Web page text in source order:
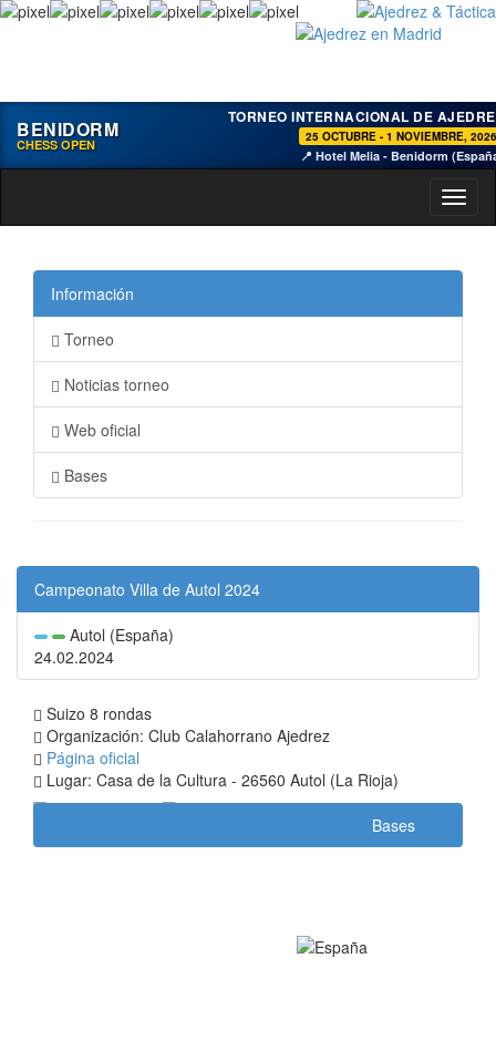
BENIDORM
CHESS OPEN
TORNEO INTERNACIONAL DE
25 OCTUBRE - 1 NOVIEMBRE, 2026
📍 Hotel Melia - Benidorm
Información
Torneo
Noticias torneo
Web oficial
Bases
Campeonato Villa de Autol 2024
Autol (España)
24.02.2024
Suizo 8 rondas
Organización: Club Calahorrano Ajedrez
Página oficial
Lugar: Casa de la Cultura - 26560 Autol (La Rioja)
Bases